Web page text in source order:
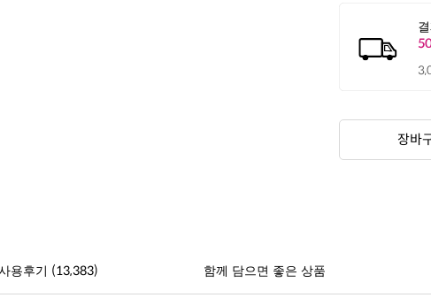
장바
용후기 (13,383) 함께 담으면 좋은 상품